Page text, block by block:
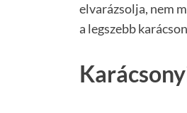
elvarázsolja, nem
a legszebb